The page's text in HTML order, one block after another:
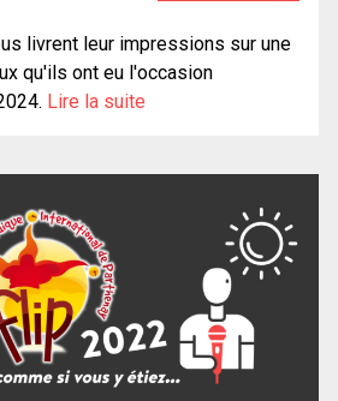
livrent leur impressions sur une
qu'ils ont eu l'occasion
Lire la suite